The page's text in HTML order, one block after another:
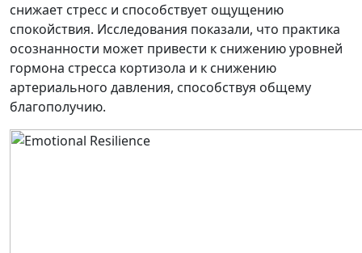
снижает стресс и способствует ощущению
спокойствия. Исследования показали, что практика
осознанности может привести к снижению уровней
гормона стресса кортизола и к снижению
артериального давления, способствуя общему
благополучию.